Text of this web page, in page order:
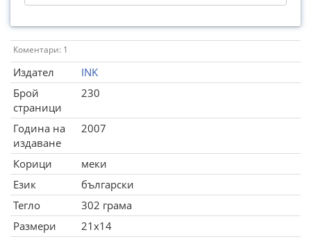
Коментари: 1
Издател
INK
Брой
страници
230
Година на
издаване
2007
Корици
меки
Език
български
Тегло
302 грама
Размери
21x14